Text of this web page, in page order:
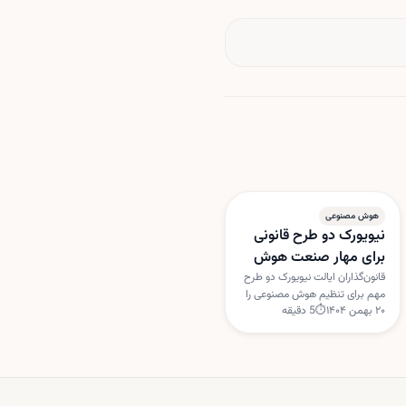
هوش مصنوعی
نیویورک دو طرح قانونی
برای مهار صنعت هوش
مصنوعی بررسی می‌کند
قانون‌گذاران ایالت نیویورک دو طرح
مهم برای تنظیم هوش مصنوعی را
بررسی می‌کنند؛ یکی برای
۲۰ بهمن ۱۴۰۴ ⏱
5 دقیقه